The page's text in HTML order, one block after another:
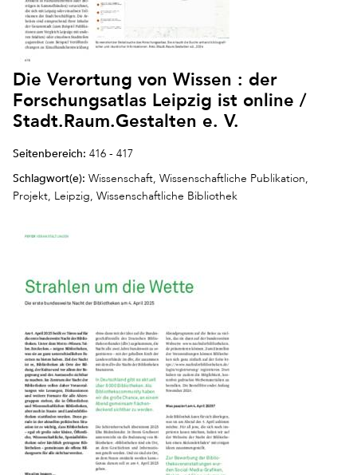
Die Verortung von Wissen : der
Forschungsatlas Leipzig ist online /
Stadt.Raum.Gestalten e. V.
Seitenbereich: 416 - 417
Schlagwort(e): Wissenschaft, Wissenschaftliche Publikation,
Projekt, Leipzig, Wissenschaftliche Bibliothek